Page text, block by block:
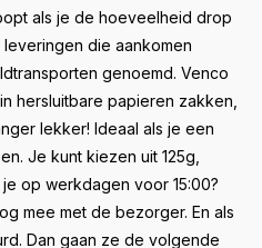
als je de hoeveelheid drop
die aankomen
genoemd. Venco
hersluitbare papieren zakken,
lekker! Ideaal als je een
Je kunt kiezen uit 125g,
op werkdagen voor 15:00?
mee met de bezorger. En als
Dan gaan ze de volgende